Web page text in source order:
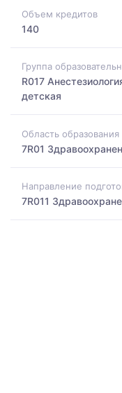
Объем кредитов
140
Группа
R017
детская
Область образования
7R01
Направление
7R011